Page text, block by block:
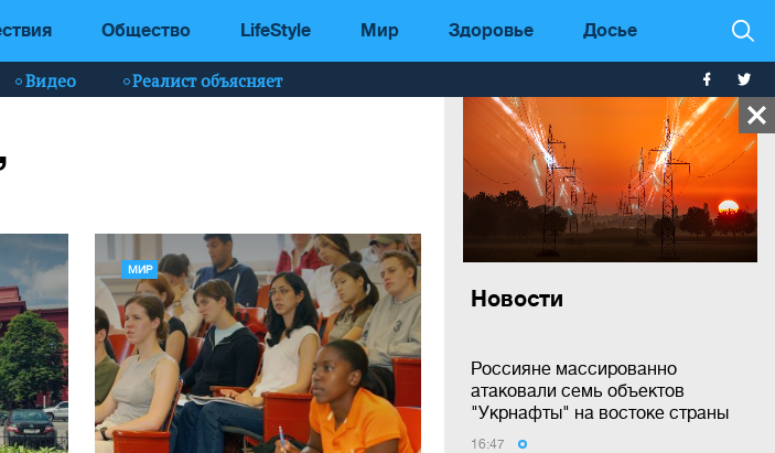
Общество LifeStyle Мир Здоровье Досье
Видео Реалист объясняет
Новости
Россияне массированно
атаковали семь объектов
"Укрнафты" на востоке страны
16:47
МИР